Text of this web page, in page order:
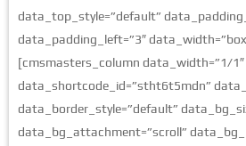
data_top_style=”default”
data_padding_left=”3″
[cmsmasters_column data_width=”1/1″
data_shortcode_id=”stht6t5mdn”
data_border_style=”default”
data_bg_attachment=”scroll”